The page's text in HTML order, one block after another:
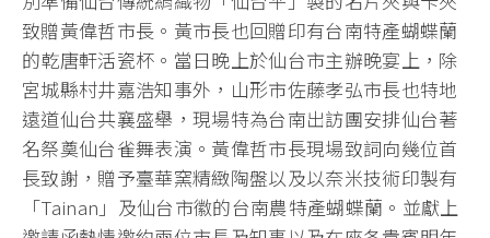
致贈黃偉哲市長。黃市長也回贈印有台南特產蝴蝶蘭
的乾唐軒活瓷杯。當日晚上於仙台市主辦晚宴上，除
宮城縣村井嘉浩知事外，山形市佐藤孝弘市長也特地
遠道仙台共襄盛舉，現場特為台南出訪團安排仙台著
名祭奠仙台雀舞表演。黃偉哲市長現場致詞向幾位首
長致謝，贈予臺華窯精緻陶盤以及以奈米技術印製有
「Tainan」及仙台市徽的台南農特產蝴蝶蘭。並獻上